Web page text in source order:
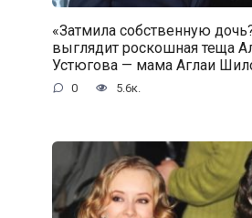
«Затмила собственную
выглядит роскошная теща
Устюгова — мама Аглаи
0 5.6к.